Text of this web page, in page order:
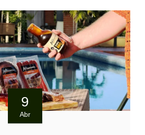
9
Abr